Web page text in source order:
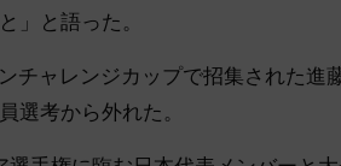
」と語った。
チャレンジカップで招集された進
選考から外れた。